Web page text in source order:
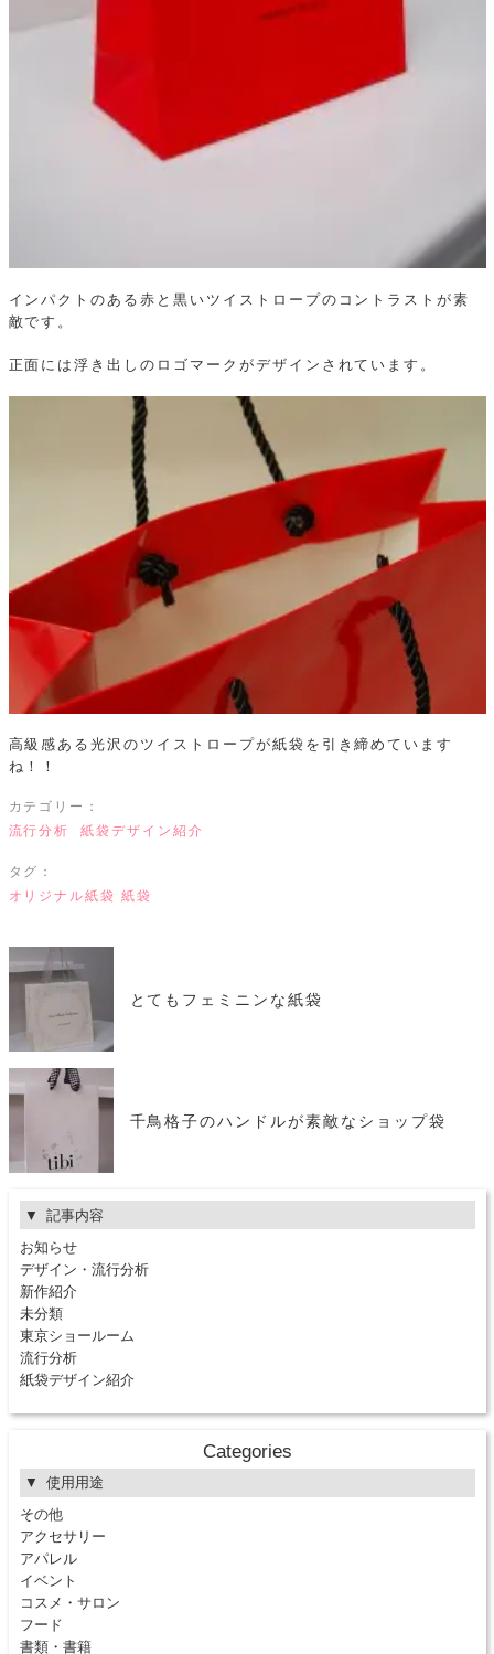
インパクトのある赤と黒いツイストロープのコントラストが素
敵です。
正面には浮き出しのロゴマークがデザインされています。
高級感ある光沢のツイストロープが紙袋を引き締めています
ね！！
カテゴリー：
流行分析
紙袋デザイン紹介
タグ：
オリジナル紙袋 紙袋
とてもフェミニンな紙袋
千鳥格子のハンドルが素敵なショップ袋
記事内容
お知らせ
デザイン・流行分析
新作紹介
未分類
東京ショールーム
流行分析
紙袋デザイン紹介
Categories
使用用途
その他
アクセサリー
アパレル
イベント
コスメ・サロン
フード
書類・書籍